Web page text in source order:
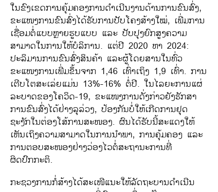
ໃນຂົງເຂດການຄຸ້ມຄອງການດຳເນີນງານດ້ານການຂົນສົ່ງ,
ຂະແໜງການຂົນສົ່ງໄດ້ຮັບການປັບໂຄງສ້າງໃໝ່, ເພີ່ມການ
ເຊື່ອມຕໍ່ແບບຫຼາຍຮູບແບບ ແລະ ປັບປຸງຍົກສູງຄວາມ
ສາມາດໃນການໃຫ້ບໍລິການ. ແຕ່ປີ 2020 ຫາ 2024:
ປະລິມານການຂົນສົ່ງສິນຄ້າ ແລະຜູ້ໂດຍສານໃນທົ່ວ
ຂະແໜງການເພີ່ມຂຶ້ນຈາກ 1,46 ເທົ່າເຖິງ 1,9 ເທົ່າ. ການ
ເຕີບໂຕສະເລ່ຍແມ່ນ 13%-16% ຕໍ່ປີ. ໃນໄລຍະການແຜ່
ລະບາດຂອງໂຄວິດ-19, ຂະແໜງການດັ່ງກ່າວຍັງຮັກສາ
ການຂົນສົ່ງໄດ້ຢ່າງລຸລ່ວງ, ປ້ອງກັນບໍ່ໃຫ້ເກີດການຢຸດ
ຊະງັກໃນຕ່ອງໂສ້ການສະໜອງ. ຜົນໄດ້ຮັບນີ້ສະແດງໃຫ້
ເຫັນເຖິງຄວາມສາມາດໃນການນຳພາ, ການຄຸ້ມຄອງ ແລະ
ການຕອບສະໜອງຢ່າງວ່ອງໄວຕໍ່ສະຖານະການທີ່
ຜິດປົກກະຕິ.
ກະຊວງການກໍ່ສ້າງໄດ້ສະເໜີແນະໃຫ້ລັດຖະບານດຳເນີນ